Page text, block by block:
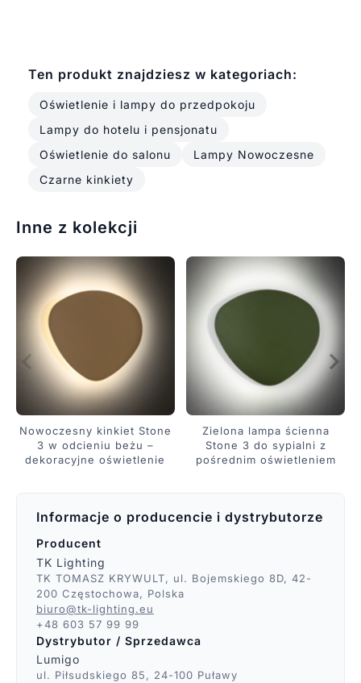
Ten produkt znajdziesz w kategoriach:
Oświetlenie i lampy do przedpokoju
Lampy do hotelu i pensjonatu
Oświetlenie do salonu
Lampy Nowoczesne
Czarne kinkiety
Inne z kolekcji
Nowoczesny kinkiet Stone
3 w odcieniu beżu –
dekoracyjne oświetlenie
Zielona lampa ścienna
Stone 3 do sypialni z
pośrednim oświetleniem
Informacje o producencie i dystrybutorze
Producent
TK Lighting
TK TOMASZ KRYWULT, ul. Bojemskiego 8D, 42-
200 Częstochowa, Polska
biuro@tk-lighting.eu
+48 603 57 99 99
Dystrybutor / Sprzedawca
Lumigo
ul. Piłsudskiego 85, 24-100 Puławy